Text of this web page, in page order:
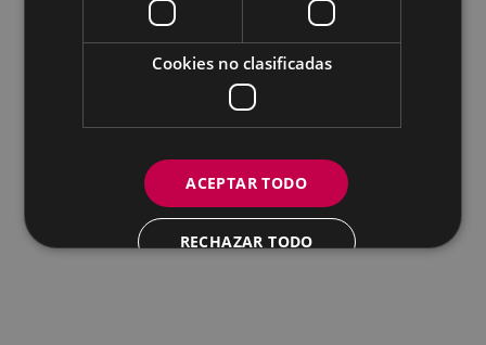
Cookies no clasificadas
ACEPTAR TODO
RECHAZAR TODO